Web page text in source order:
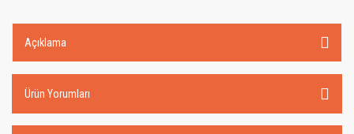
Açıklama
Ürün Yorumları